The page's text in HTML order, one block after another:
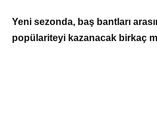
Yeni sezonda, baş bantları
popülariteyi kazanacak birkaç